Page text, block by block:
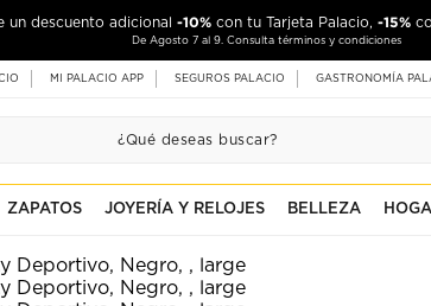
un descuento adicional -10% con tu Tarjeta Palacio, -15%
De Agosto 7 al 9. Consulta términos y condiciones
MI PALACIO APP SEGUROS PALACIO GASTRONOMÍA
ZAPATOS JOYERÍA Y RELOJES BELLEZA